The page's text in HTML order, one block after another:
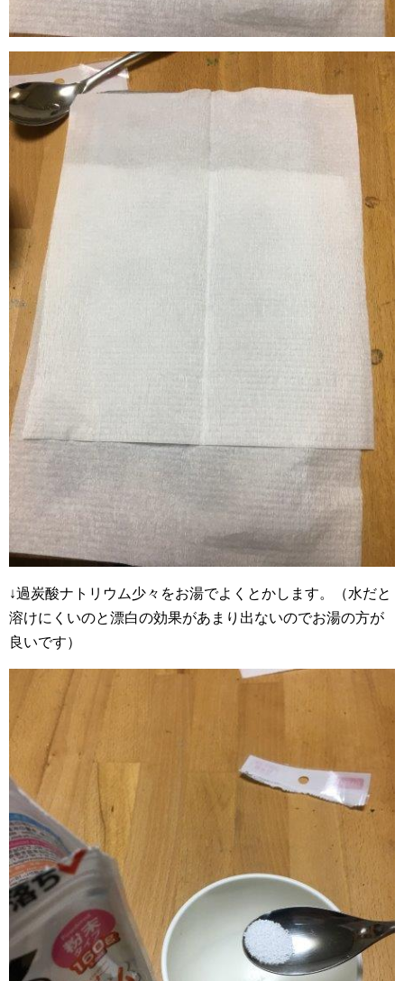
↓過炭酸ナトリウム少々をお湯でよくとかします。（水だと
溶けにくいのと漂白の効果があまり出ないのでお湯の方が
良いです）